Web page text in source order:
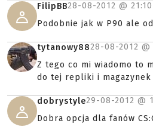
FilipBB28-08-2012 @ 21:10
Podobnie jak w P90 ale
tytanowy8828-08-2012 @
Z tego co mi wiadomo to
do tej repliki i magazynek
dobrystyle29-08-2012 @
Dobra opcja dla fanów